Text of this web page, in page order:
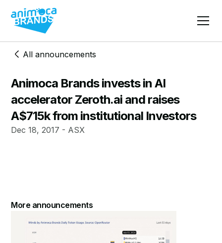
All announcements
Animoca Brands invests in AI
accelerator Zeroth.ai and raises
A$715k from institutional Investors
Dec 18, 2017 - ASX
More announcements